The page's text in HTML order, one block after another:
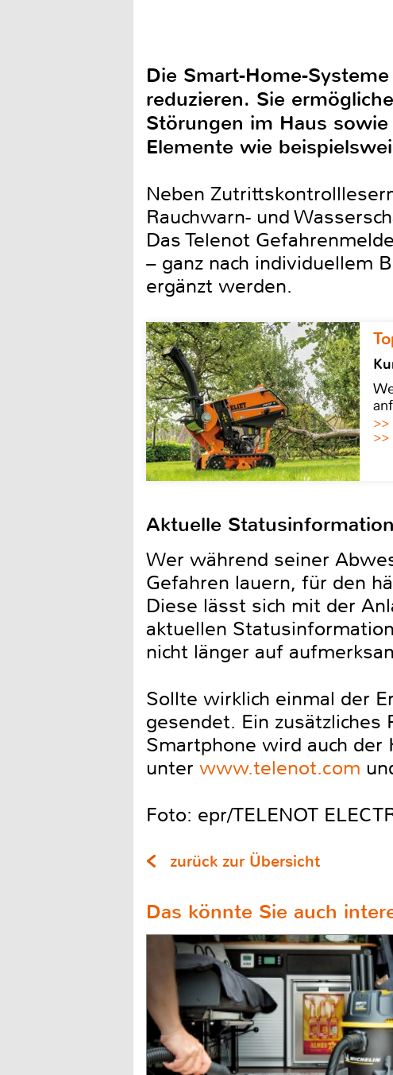
Die Smart-Home-
reduzieren. Sie
Störungen im Haus
Elemente wie
Neben
Rauchwarn- und
Das Telenot
– ganz nach individuellem
ergänzt werden.
>>
>>
Aktuelle
Wer während seiner
Gefahren lauern, für den
Diese lässt sich mit der
aktuellen
nicht länger auf
Sollte wirklich einmal der
gesendet. Ein zusätzliches
Smartphone wird auch
unter www.telenot.com
Foto: epr/TELENOT
zurück zur Übersicht
Das könnte Sie auch